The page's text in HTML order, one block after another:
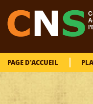
PAGE D'ACCUEIL